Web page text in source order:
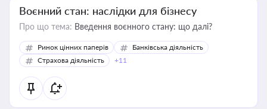
Воєнний стан: наслідки для бізнесу
Про що тема: Введення воєнного стану: що далі?
Ринок цінних паперів
Банківська діяльність
Страхова діяльність
+11